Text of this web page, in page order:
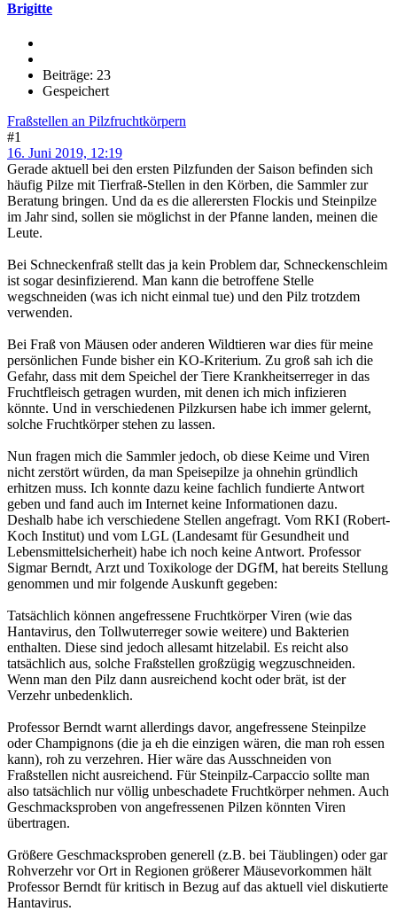
Brigitte
Beiträge: 23
Gespeichert
Fraßstellen an Pilzfruchtkörpern
#1
16. Juni 2019, 12:19
Gerade aktuell bei den ersten Pilzfunden der Saison befinden sich
häufig Pilze mit Tierfraß-Stellen in den Körben, die Sammler zur
Beratung bringen. Und da es die allerersten Flockis und Steinpilze
im Jahr sind, sollen sie möglichst in der Pfanne landen, meinen die
Leute.
Bei Schneckenfraß stellt das ja kein Problem dar, Schneckenschleim
ist sogar desinfizierend. Man kann die betroffene Stelle
wegschneiden (was ich nicht einmal tue) und den Pilz trotzdem
verwenden.
Bei Fraß von Mäusen oder anderen Wildtieren war dies für meine
persönlichen Funde bisher ein KO-Kriterium. Zu groß sah ich die
Gefahr, dass mit dem Speichel der Tiere Krankheitserreger in das
Fruchtfleisch getragen wurden, mit denen ich mich infizieren
könnte. Und in verschiedenen Pilzkursen habe ich immer gelernt,
solche Fruchtkörper stehen zu lassen.
Nun fragen mich die Sammler jedoch, ob diese Keime und Viren
nicht zerstört würden, da man Speisepilze ja ohnehin gründlich
erhitzen muss. Ich konnte dazu keine fachlich fundierte Antwort
geben und fand auch im Internet keine Informationen dazu.
Deshalb habe ich verschiedene Stellen angefragt. Vom RKI (Robert-
Koch Institut) und vom LGL (Landesamt für Gesundheit und
Lebensmittelsicherheit) habe ich noch keine Antwort. Professor
Sigmar Berndt, Arzt und Toxikologe der DGfM, hat bereits Stellung
genommen und mir folgende Auskunft gegeben:
Tatsächlich können angefressene Fruchtkörper Viren (wie das
Hantavirus, den Tollwuterreger sowie weitere) und Bakterien
enthalten. Diese sind jedoch allesamt hitzelabil. Es reicht also
tatsächlich aus, solche Fraßstellen großzügig wegzuschneiden.
Wenn man den Pilz dann ausreichend kocht oder brät, ist der
Verzehr unbedenklich.
Professor Berndt warnt allerdings davor, angefressene Steinpilze
oder Champignons (die ja eh die einzigen wären, die man roh essen
kann), roh zu verzehren. Hier wäre das Ausschneiden von
Fraßstellen nicht ausreichend. Für Steinpilz-Carpaccio sollte man
also tatsächlich nur völlig unbeschadete Fruchtkörper nehmen. Auch
Geschmacksproben von angefressenen Pilzen könnten Viren
übertragen.
Größere Geschmacksproben generell (z.B. bei Täublingen) oder gar
Rohverzehr vor Ort in Regionen größerer Mäusevorkommen hält
Professor Berndt für kritisch in Bezug auf das aktuell viel diskutierte
Hantavirus.